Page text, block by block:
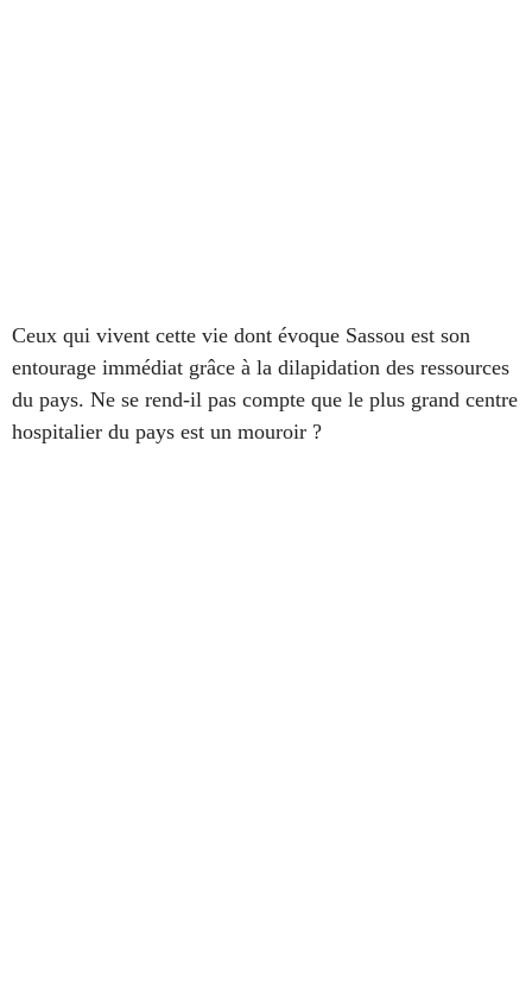
Ceux qui vivent cette vie dont évoque Sassou est son
entourage immédiat grâce à la dilapidation des ressources
du pays. Ne se rend-il pas compte que le plus grand centre
hospitalier du pays est un mouroir ?